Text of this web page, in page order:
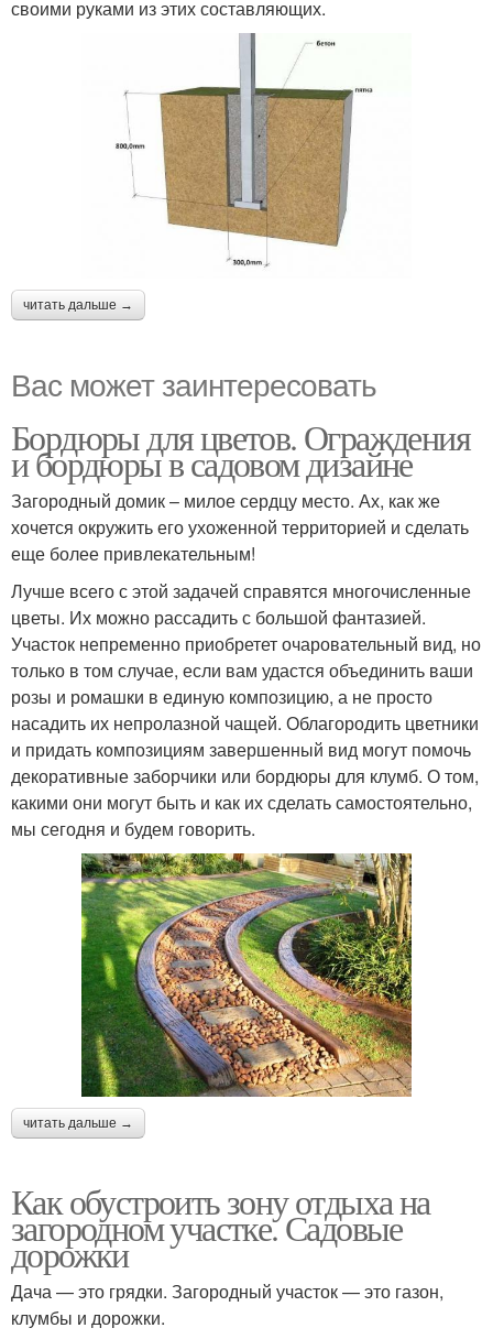
своими руками из этих составляющих.
читать дальше →
Вас может заинтересовать
Бордюры для цветов. Ограждения
и бордюры в садовом дизайне
Загородный домик – милое сердцу место. Ах, как же
хочется окружить его ухоженной территорией и сделать
еще более привлекательным!
Лучше всего с этой задачей справятся многочисленные
цветы. Их можно рассадить с большой фантазией.
Участок непременно приобретет очаровательный вид, но
только в том случае, если вам удастся объединить ваши
розы и ромашки в единую композицию, а не просто
насадить их непролазной чащей. Облагородить цветники
и придать композициям завершенный вид могут помочь
декоративные заборчики или бордюры для клумб. О том,
какими они могут быть и как их сделать самостоятельно,
мы сегодня и будем говорить.
читать дальше →
Как обустроить зону отдыха на
загородном участке. Садовые
дорожки
Дача — это грядки. Загородный участок — это газон,
клумбы и дорожки.